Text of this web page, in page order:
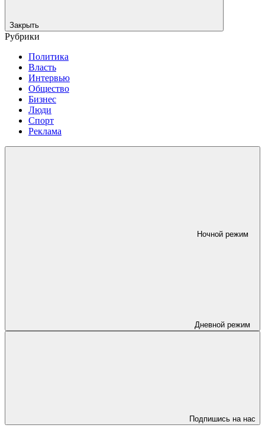
Закрыть
Рубрики
Политика
Власть
Интервью
Общество
Бизнес
Люди
Спорт
Реклама
Ночной режим
Дневной режим
Подпишись на нас